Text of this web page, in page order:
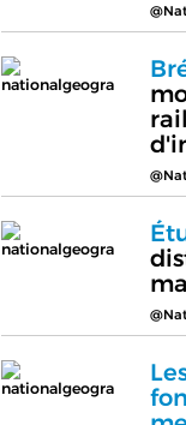
nationalgeogra
nationalgeogra
nationalgeogra